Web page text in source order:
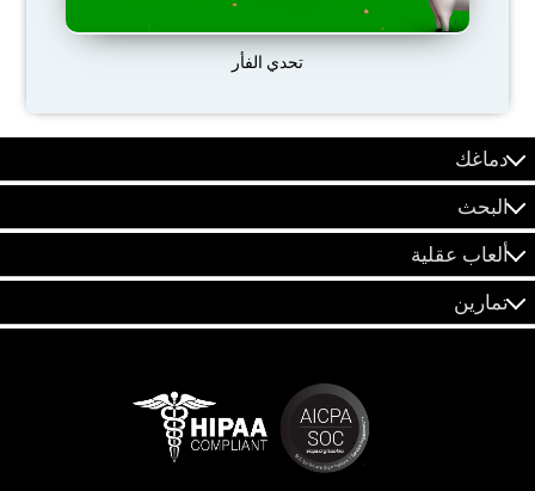
تحدي الفأر
دماغك
البحث
ألعاب عقلية
تمارين